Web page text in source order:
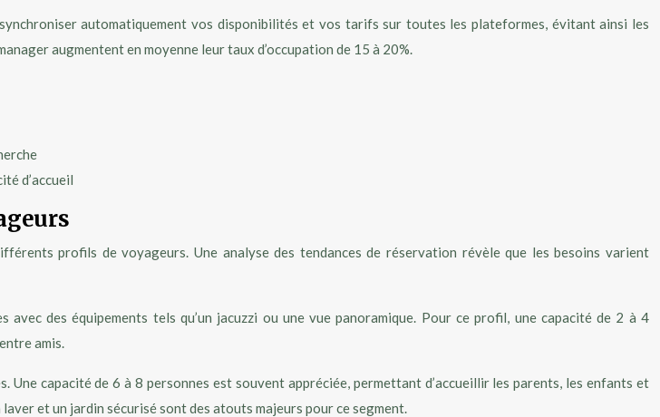
automatiquement vos disponibilités et vos tarifs sur toutes les plateformes, évitant ainsi les
augmentent en moyenne leur taux d’occupation de 15 à 20%.
d’accueil
profils de voyageurs. Une analyse des tendances de réservation révèle que les besoins varient
des équipements tels qu’un jacuzzi ou une vue panoramique. Pour ce profil, une capacité de 2 à 4
amis.
Une capacité de 6 à 8 personnes est souvent appréciée, permettant d’accueillir les parents, les enfants et
et un jardin sécurisé sont des atouts majeurs pour ce segment.